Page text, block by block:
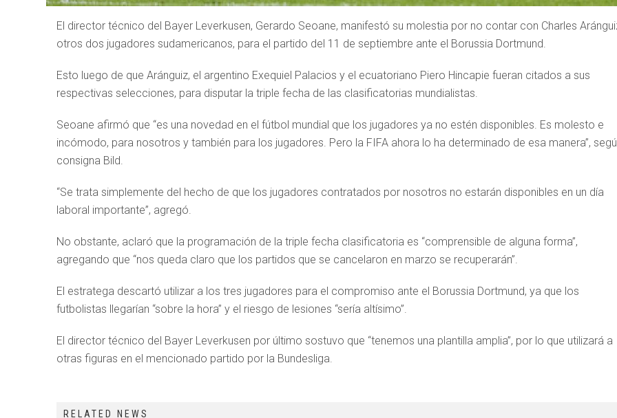
El director técnico del Bayer Leverkusen, Gerardo Seoane, manifestó su molestia por no contar con Charles
otros dos jugadores sudamericanos, para el partido del 11 de septiembre ante el Borussia Dortmund.
Esto luego de que Aránguiz, el argentino Exequiel Palacios y el ecuatoriano Piero Hincapie fueran citados a sus
respectivas selecciones, para disputar la triple fecha de las clasificatorias mundialistas.
Seoane afirmó que “es una novedad en el fútbol mundial que los jugadores ya no estén disponibles. Es molesto e
incómodo, para nosotros y también para los jugadores. Pero la FIFA ahora lo ha determinado de esa manera”,
consigna Bild.
“Se trata simplemente del hecho de que los jugadores contratados por nosotros no estarán disponibles en un día
laboral importante”, agregó.
No obstante, aclaró que la programación de la triple fecha clasificatoria es “comprensible de alguna forma”,
agregando que “nos queda claro que los partidos que se cancelaron en marzo se recuperarán”.
El estratega descartó utilizar a los tres jugadores para el compromiso ante el Borussia Dortmund, ya que los
futbolistas llegarían “sobre la hora” y el riesgo de lesiones “sería altísimo”.
El director técnico del Bayer Leverkusen por último sostuvo que “tenemos una plantilla amplia”, por lo que utilizará a
otras figuras en el mencionado partido por la Bundesliga.
RELATED NEWS